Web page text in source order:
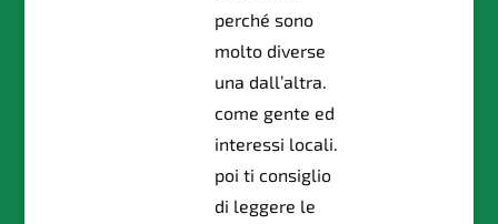
perché sono
molto diverse
una dall’altra.
come gente ed
interessi locali.
poi ti consiglio
di leggere le